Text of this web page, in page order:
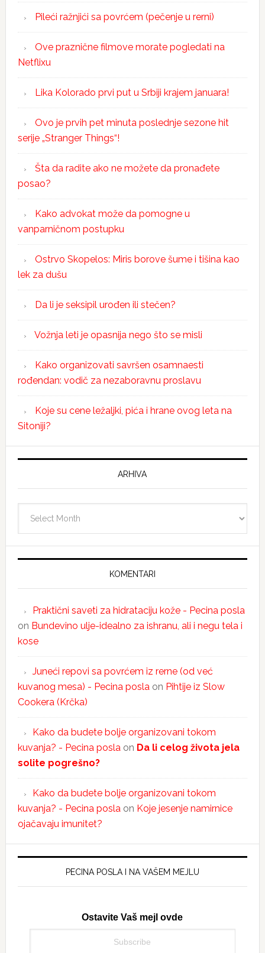
Pileći ražnjići sa povrćem (pečenje u rerni)
Ove praznične filmove morate pogledati na
Netflixu
Lika Kolorado prvi put u Srbiji krajem januara!
Ovo je prvih pet minuta poslednje sezone hit
serije „Stranger Things“!
Šta da radite ako ne možete da pronađete
posao?
Kako advokat može da pomogne u
vanparničnom postupku
Ostrvo Skopelos: Miris borove šume i tišina kao
lek za dušu
Da li je seksipil urođen ili stečen?
Vožnja leti je opasnija nego što se misli
Kako organizovati savršen osamnaesti
rođendan: vodič za nezaboravnu proslavu
Koje su cene ležaljki, pića i hrane ovog leta na
Sitoniji?
ARHIVA
KOMENTARI
Praktični saveti za hidrataciju kože - Pecina posla
on Bundevino ulje-idealno za ishranu, ali i negu tela i
kose
Juneći repovi sa povrćem iz rerne (od već
kuvanog mesa) - Pecina poslaon Pihtije iz Slow
Cookera (Krčka)
Kako da budete bolje organizovani tokom
kuvanja? - Pecina poslaon Da li celog života jela
solite pogrešno?
Kako da budete bolje organizovani tokom
kuvanja? - Pecina poslaon Koje jesenje namirnice
ojačavaju imunitet?
PECINA POSLA I NA VAŠEM MEJLU
Ostavite Vaš mejl ovde